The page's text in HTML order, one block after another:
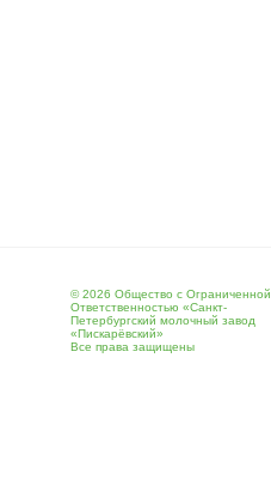
© 2026 Общество с Ограниченной
Ответственностью «Санкт-
Петербургский молочный завод
«Пискарёвский»
Все права защищены